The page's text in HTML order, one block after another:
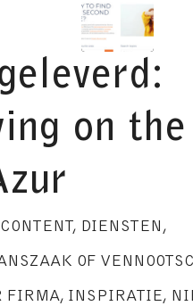
on
CONTENT, DIENSTEN ,
OF
FIRMA, INSPIRATIE,